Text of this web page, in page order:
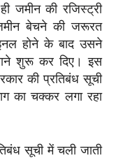
जमीन की रजिस्ट्री
बेचने की जरूरत
होने के बाद उसने
शुरू कर दिए। इस
की प्रतिबंध सूची
का चक्कर लगा रहा
सूची में चली जाती